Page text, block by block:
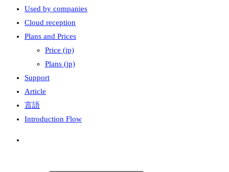
Used by companies
Cloud reception
Plans and Prices
Price (jp)
Plans (jp)
Support
Article
言語
Introduction Flow